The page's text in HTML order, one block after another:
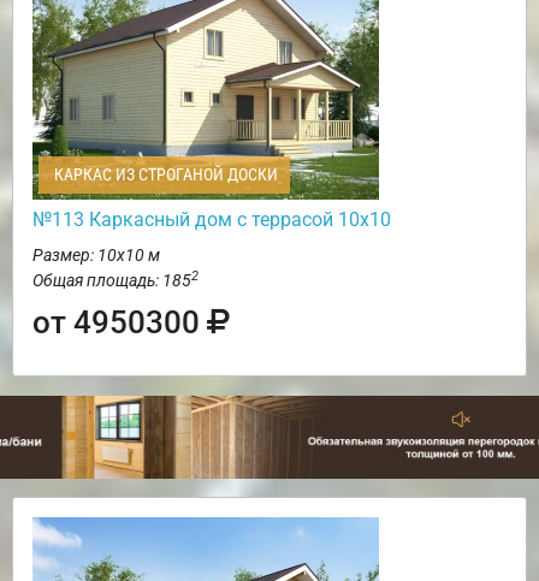
КАРКАС ИЗ СТРОГАНОЙ ДОСКИ
№113 Каркасный дом с террасой 10х10
Размер: 10х10 м
Общая площадь: 1852
от 4950300